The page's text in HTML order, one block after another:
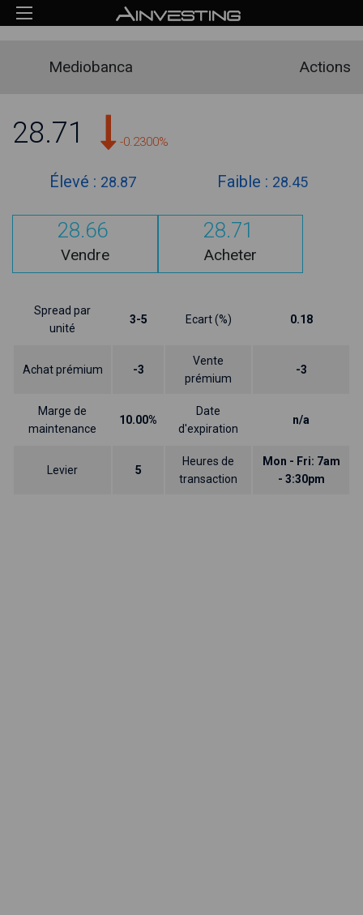
Mediobanca Actions
28.71 -0.2300%
Élevé : 28.87 Faible : 28.45
28.66
Vendre
28.71
Acheter
Spread par
unité
3-5 Ecart (%) 0.18
Achat prémium -3
Vente
prémium
-3
Marge de
maintenance
10.00%
Date
d'expiration
n/a
Levier 5
Heures de
transaction
Mon - Fri: 7am
- 3:30pm